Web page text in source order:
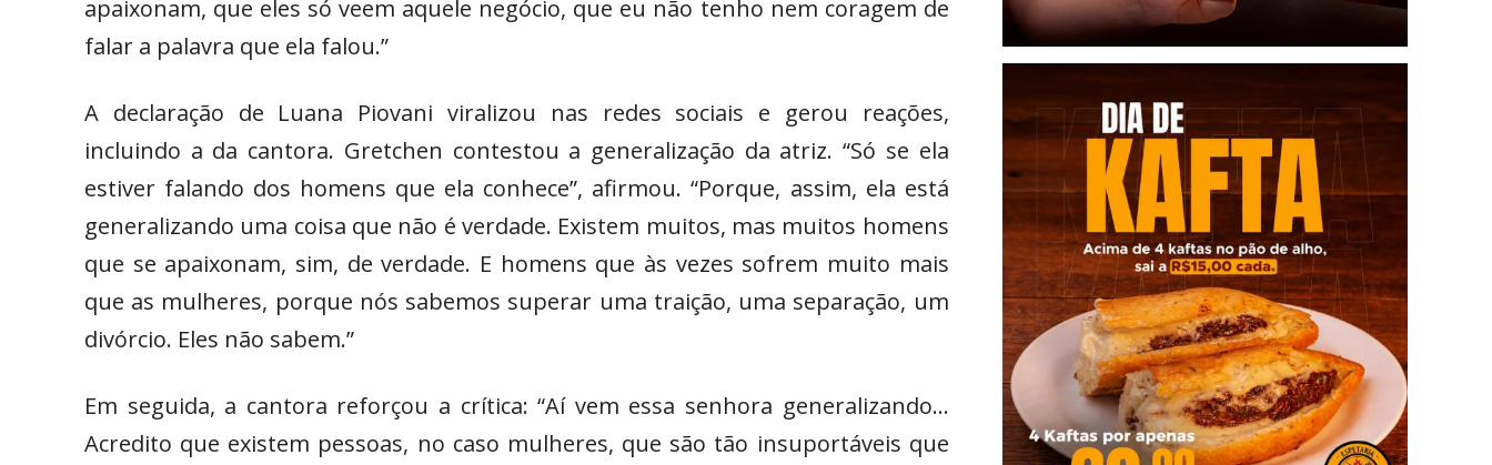
apaixonam, que eles só veem aquele negócio, que eu não tenho nem coragem de
falar a palavra que ela falou.”
A declaração de Luana Piovani viralizou nas redes sociais e gerou reações,
incluindo a da cantora. Gretchen contestou a generalização da atriz. “Só se ela
estiver falando dos homens que ela conhece”, afirmou. “Porque, assim, ela está
generalizando uma coisa que não é verdade. Existem muitos, mas muitos homens
que se apaixonam, sim, de verdade. E homens que às vezes sofrem muito mais
que as mulheres, porque nós sabemos superar uma traição, uma separação, um
divórcio. Eles não sabem.”
Em seguida, a cantora reforçou a crítica: “Aí vem essa senhora generalizando…
Acredito que existem pessoas, no caso mulheres, que são tão insuportáveis que